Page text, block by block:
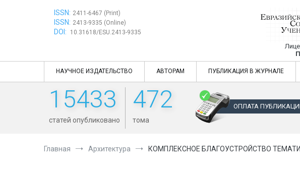
ISSN: 2411-6467 (Print)
ISSN: 2413-9335 (Online)
DOI: 10.31618/ESU.2413-9335
Евразийский Союз
НАУЧНОЕ ИЗДАТЕЛЬСТВО АВТОРАМ ПУБЛИКАЦИЯ В ЖУРНАЛЕ
15433
статей опубликовано
472
тома
ОПЛАТА
Главная Архитектура КОМПЛЕКСНОЕ БЛАГОУСТРОЙСТВО